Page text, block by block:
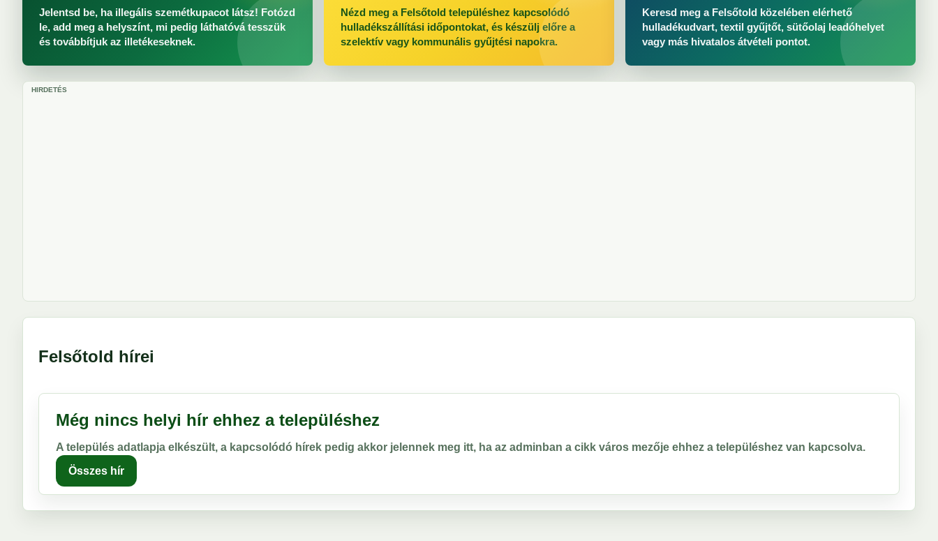
Jelentsd be, ha illegális szemétkupacot látsz! Fotózd
le, add meg a helyszínt, mi pedig láthatóvá tesszük
és továbbítjuk az illetékeseknek.
Nézd meg a Felsőtold településhez kapcsolódó
hulladékszállítási időpontokat, és készülj előre a
szelektív vagy kommunális gyűjtési napokra.
Keresd meg a Felsőtold közelében elérhető
hulladékudvart, textil gyűjtőt, sütőolaj leadóhelyet
vagy más hivatalos átvételi pontot.
HIRDETÉS
Felsőtold hírei
Még nincs helyi hír ehhez a településhez
A település adatlapja elkészült, a kapcsolódó hírek pedig akkor jelennek meg itt, ha az adminban a cikk város mezője ehhez a településhez van kapcsolva.
Összes hír